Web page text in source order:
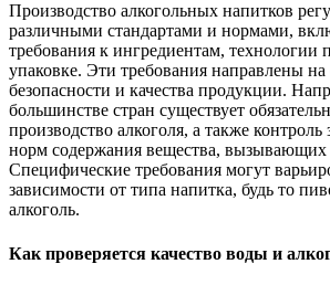
Производство алкогольных напитков
различными стандартами и нормами,
требования к ингредиентам, технологии
упаковке. Эти требования направлены на
безопасности и качества продукции.
большинстве стран существует
производство алкоголя, а также
норм содержания вещества, вызывающих
Специфические требования могут
зависимости от типа напитка, будь то
алкоголь.
Как проверяется качество воды и